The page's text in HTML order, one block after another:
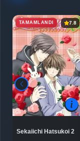
TAMAMLANDI 7.8
Sekaiichi Hatsukoi 2